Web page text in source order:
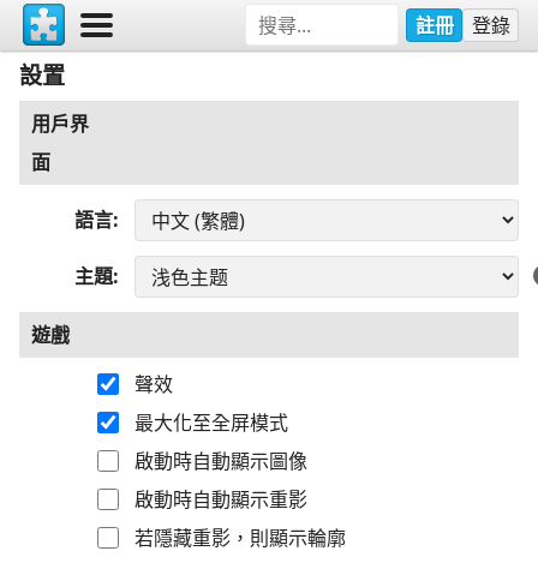
註冊 登錄
設置
用戶界
面
語言
主題
遊戲
聲效
最大化至全屏模式
啟動時自動顯示圖像
啟動時自動顯示重影
若隱藏重影，則顯示輪廓